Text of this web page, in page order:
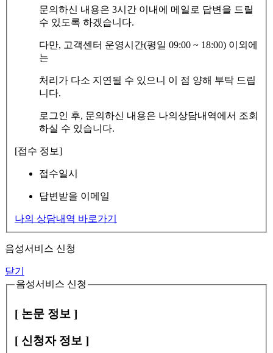
문의하신 내용은 3시간 이내에 메일로 답변을 드릴
수 있도록 하겠습니다.
다만, 고객센터 운영시간(평일 09:00 ~ 18:00) 이외에
는
처리가 다소 지연될 수 있으니 이 점 양해 부탁 드립
니다.
로그인 후, 문의하신 내용은 나의상담내역에서 조회
하실 수 있습니다.
[접수 정보]
접수일시
답변받을 이메일
나의 상담내역 바로가기
음성서비스 신청
닫기
음성서비스 신청
[ 논문 정보 ]
[ 신청자 정보 ]